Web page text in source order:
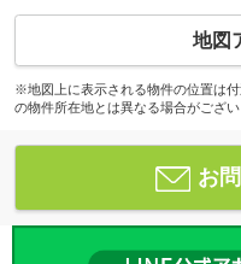
地図
※地図上に表示される物件の位置は
の物件所在地とは異なる場合がござい
お